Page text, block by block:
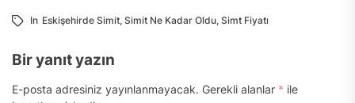
In Eskişehirde Simit, Simit Ne Kadar Oldu, Simt Fiyatı
Bir yanıt yazın
E-posta adresiniz yayınlanmayacak. Gerekli alanlar * ile